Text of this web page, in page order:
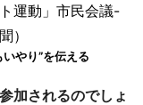
運動」市民会議-
）
やり”を伝える
加されるのでしょ